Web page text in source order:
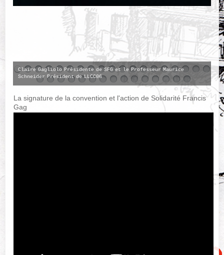
La signature de la convention et l'action de Solidarité Francis
Gag